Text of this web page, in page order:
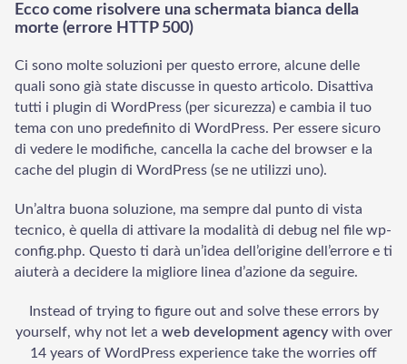
Ecco come risolvere una schermata bianca della
morte (errore HTTP 500)
Ci sono molte soluzioni per questo errore, alcune delle
quali sono già state discusse in questo articolo. Disattiva
tutti i plugin di WordPress (per sicurezza) e cambia il tuo
tema con uno predefinito di WordPress. Per essere sicuro
di vedere le modifiche, cancella la cache del browser e la
cache del plugin di WordPress (se ne utilizzi uno).
Un’altra buona soluzione, ma sempre dal punto di vista
tecnico, è quella di attivare la modalità di debug nel file wp-
config.php. Questo ti darà un’idea dell’origine dell’errore e ti
aiuterà a decidere la migliore linea d’azione da seguire.
Instead of trying to figure out and solve these errors by
yourself, why not let a web development agencywith over
14 years of WordPress experience take the worries off